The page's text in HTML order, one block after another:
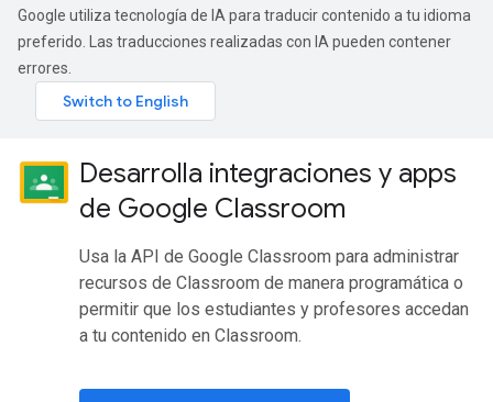
Google utiliza tecnología de IA para traducir contenido a tu idioma
preferido. Las traducciones realizadas con IA pueden contener
errores.
Desarrolla integraciones y apps
de Google Classroom
Usa la API de Google Classroom para administrar
recursos de Classroom de manera programática o
permitir que los estudiantes y profesores accedan
a tu contenido en Classroom.